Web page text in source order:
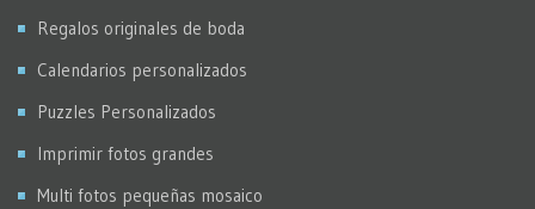
Regalos originales de boda
Calendarios personalizados
Puzzles Personalizados
Imprimir fotos grandes
Multi fotos pequeñas mosaico